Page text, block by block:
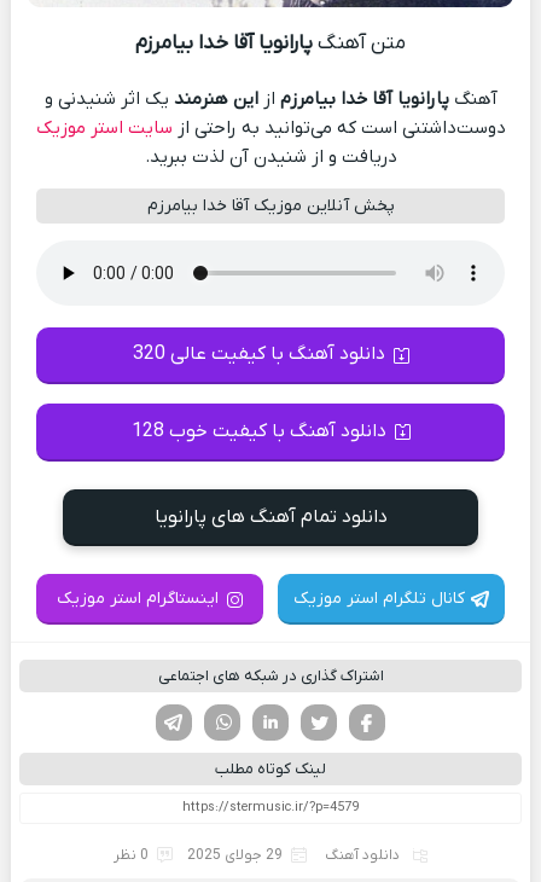
متن آهنگپارانویا آقا خدا بیامرزم
آهنگپارانویا آقا خدا بیامرزم ازاین هنرمند یک اثر شنیدنی و
دوست‌داشتنی است که می‌توانید به راحتی از سایت استر موزیک
دریافت و از شنیدن آن لذت ببرید.
پخش آنلاین موزیک آقا خدا بیامرزم
دانلود آهنگ با کیفیت عالی 320
دانلود آهنگ با کیفیت خوب 128
دانلود تمام آهنگ های پارانویا
کانال تلگرام استر موزیک اینستاگرام استر موزیک
اشتراک گذاری در شبکه های اجتماعی
لینکدین تویتر
فیسوک
لینک کوتاه مطلب
دانلود آهنگ 29 جولای 2025 0 نظر